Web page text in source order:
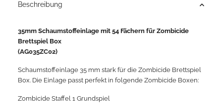
Beschreibung
35mm Schaumstoffeinlage mit 54 Fächern für Zombicide
Brettspiel Box
(AG035ZC02)
Schaumstoffeinlage 35 mm stark für die Zombicide Brettspiel
Box. Die Einlage passt perfekt in folgende Zombicide Boxen:
Zombicide Staffel 1 Grundspiel